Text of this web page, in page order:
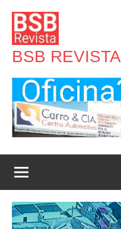
para
conteúdo
BSB REVISTA